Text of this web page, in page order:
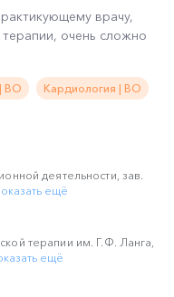
врачу,
терапии, очень сложно
ВО Кардиология | ВО
деятельности, зав.
ещё
терапии им. Г.Ф. Ланга,
ещё